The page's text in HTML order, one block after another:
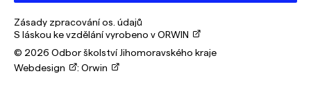
Zásady zpracování os. údajů
S láskou ke vzdělání vyrobeno v ORWIN
© 2026 Odbor školství Jihomoravského kraje
Webdesign
: Orwin